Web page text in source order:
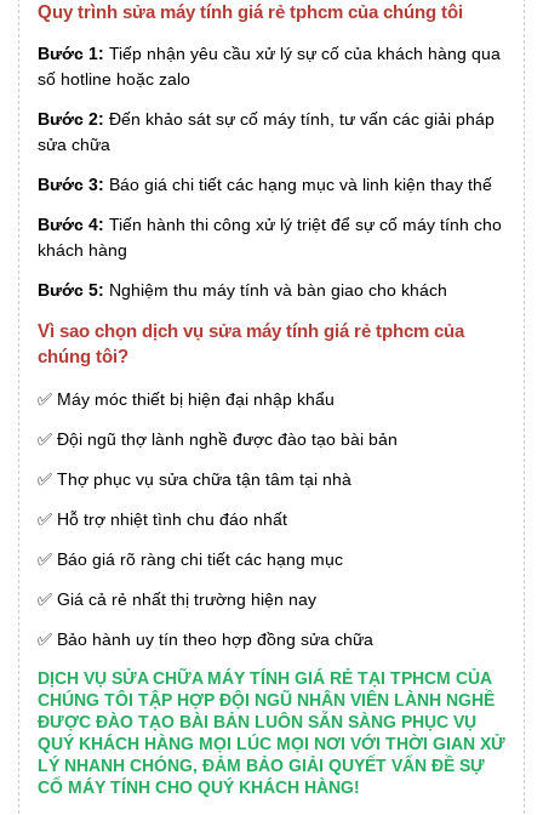
Quy trình sửa máy tính giá rẻ tphcm của chúng tôi
Bước 1: Tiếp nhận yêu cầu xử lý sự cố của khách hàng qua
số hotline hoặc zalo
Bước 2: Đến khảo sát sự cố máy tính, tư vấn các giải pháp
sửa chữa
Bước 3: Báo giá chi tiết các hạng mục và linh kiện thay thế
Bước 4: Tiến hành thi công xử lý triệt để sự cố máy tính cho
khách hàng
Bước 5: Nghiệm thu máy tính và bàn giao cho khách
Vì sao chọn dịch vụ sửa máy tính giá rẻ tphcm của
chúng tôi?
✅ Máy móc thiết bị hiện đại nhập khẩu
✅ Đội ngũ thợ lành nghề được đào tạo bài bản
✅ Thợ phục vụ sửa chữa tận tâm tại nhà
✅ Hỗ trợ nhiệt tình chu đáo nhất
✅ Báo giá rõ ràng chi tiết các hạng mục
✅ Giá cả rẻ nhất thị trường hiện nay
✅ Bảo hành uy tín theo hợp đồng sửa chữa
DỊCH VỤ SỬA CHỮA MÁY TÍNH GIÁ RẺ TẠI TPHCM CỦA
CHÚNG TÔI TẬP HỢP ĐỘI NGŨ NHÂN VIÊN LÀNH NGHỀ
ĐƯỢC ĐÀO TẠO BÀI BẢN LUÔN SẴN SÀNG PHỤC VỤ
QUÝ KHÁCH HÀNG MỌI LÚC MỌI NƠI VỚI THỜI GIAN XỬ
LÝ NHANH CHÓNG, ĐẢM BẢO GIẢI QUYẾT VẤN ĐỀ SỰ
CỐ MÁY TÍNH CHO QUÝ KHÁCH HÀNG!